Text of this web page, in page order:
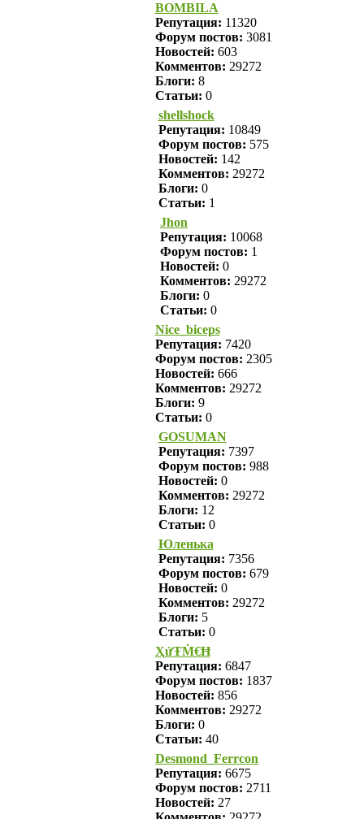
BOMBILA
Репутация: 11320
Форум постов: 3081
Новостей: 603
Комментов: 29272
Блоги: 8
Статьи: 0
shellshock
Репутация: 10849
Форум постов: 575
Новостей: 142
Комментов: 29272
Блоги: 0
Статьи: 1
Jhon
Репутация: 10068
Форум постов: 1
Новостей: 0
Комментов: 29272
Блоги: 0
Статьи: 0
Nice_biceps
Репутация: 7420
Форум постов: 2305
Новостей: 666
Комментов: 29272
Блоги: 9
Статьи: 0
GOSUMAN
Репутация: 7397
Форум постов: 988
Новостей: 0
Комментов: 29272
Блоги: 12
Статьи: 0
Юленька
Репутация: 7356
Форум постов: 679
Новостей: 0
Комментов: 29272
Блоги: 5
Статьи: 0
ҲửŦṀ€Ħ
Репутация: 6847
Форум постов: 1837
Новостей: 856
Комментов: 29272
Блоги: 0
Статьи: 40
Desmond_Ferrcon
Репутация: 6675
Форум постов: 2711
Новостей: 27